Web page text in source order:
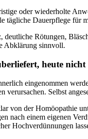
oder wiederholte
tägliche Dauerpflege für
Rötungen,
Abklärung sinnvoll.
heute nicht
eingenommen
verursachen. Selbst
von der Homöopathie
nach einem eigenen
Hochverdünnungen